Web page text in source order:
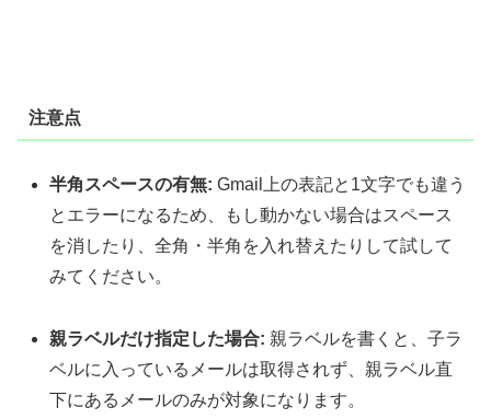
注意点
半角スペースの有無: Gmail上の表記と1文字でも違う
とエラーになるため、もし動かない場合はスペース
を消したり、全角・半角を入れ替えたりして試して
みてください。
親ラベルだけ指定した場合: 親ラベルを書くと、子ラ
ベルに入っているメールは取得されず、親ラベル直
下にあるメールのみが対象になります。